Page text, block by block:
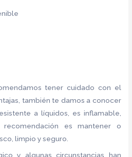
tener cuidado con el
también te damos a conocer
a líquidos, es inflamable,
es mantener o
limpio y seguro.
y algunas circunstancias han